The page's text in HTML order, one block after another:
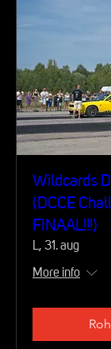
Wildcards
(DCCE
FINAAL!!!)
L, 31. aug
More info